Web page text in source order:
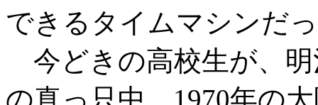
できるタイムマシンだ
今どきの高校生が、明